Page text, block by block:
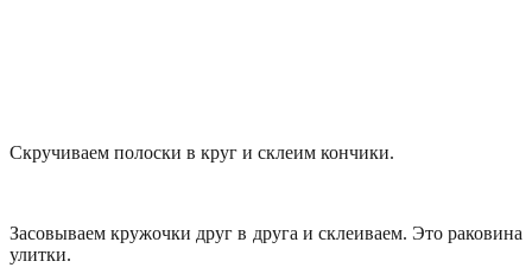
Скручиваем полоски в круг и склеим кончики.
Засовываем кружочки друг в друга и склеиваем. Это раковина
улитки.